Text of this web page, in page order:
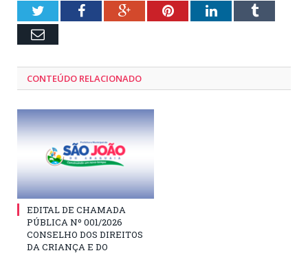
TwitterFacebookGoogle+PinterestLinkedInTumblr
Email
CONTEÚDO RELACIONADO
EDITAL DE CHAMADA
PÚBLICA Nº 001/2026
CONSELHO DOS DIREITOS
DA CRIANÇA E DO